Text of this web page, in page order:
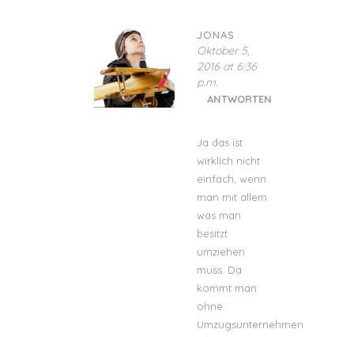
JONAS
Oktober 5,
2016 at 6:36
p.m.
ANTWORTEN
Ja das ist
wirklich nicht
einfach, wenn
man mit allem
was man
besitzt
umziehen
muss. Da
kommt man
ohne
Umzugsunternehmen